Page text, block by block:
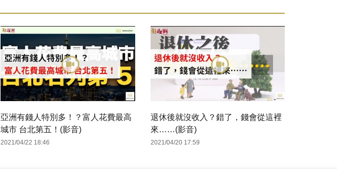
亞洲有錢人特別多！？富人花費最高
城市 台北第五！(影音)
2021/04/22 18:46
退休後就沒收入？錯了，錢會從這裡
來……(影音)
2021/04/20 17:59